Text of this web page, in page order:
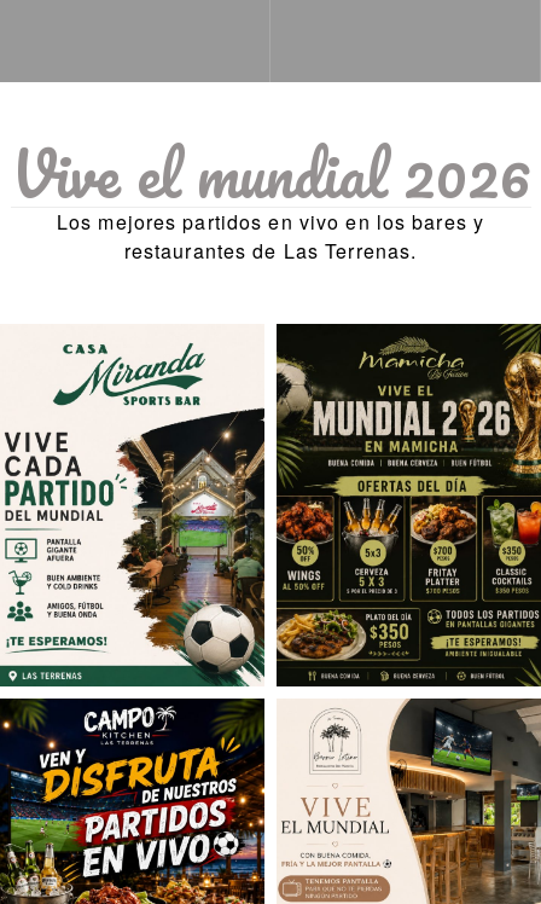
Vive el mundial 2026
Los mejores partidos en vivo en los bares y
restaurantes de Las Terrenas.